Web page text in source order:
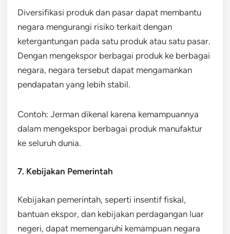
Diversifikasi produk dan pasar dapat membantu
negara mengurangi risiko terkait dengan
ketergantungan pada satu produk atau satu pasar.
Dengan mengekspor berbagai produk ke berbagai
negara, negara tersebut dapat mengamankan
pendapatan yang lebih stabil.
Contoh: Jerman dikenal karena kemampuannya
dalam mengekspor berbagai produk manufaktur
ke seluruh dunia.
7. Kebijakan Pemerintah
Kebijakan pemerintah, seperti insentif fiskal,
bantuan ekspor, dan kebijakan perdagangan luar
negeri, dapat memengaruhi kemampuan negara